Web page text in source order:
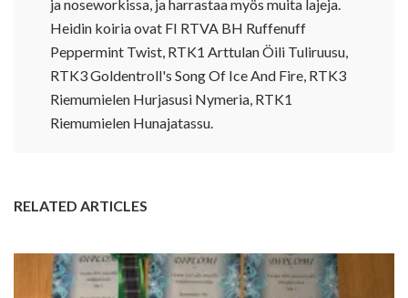
ja noseworkissa, ja harrastaa myös muita lajeja.
Heidin koiria ovat FI RTVA BH Ruffenuff
Peppermint Twist, RTK1 Arttulan Öili Tuliruusu,
RTK3 Goldentroll's Song Of Ice And Fire, RTK3
Riemumielen Hurjasusi Nymeria, RTK1
Riemumielen Hunajatassu.
RELATED ARTICLES